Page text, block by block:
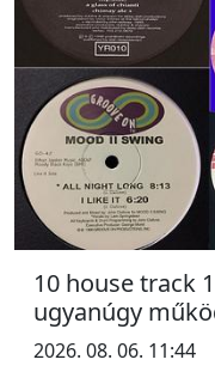
10 house track
ugyanúgy
2026. 08. 06. 11:44